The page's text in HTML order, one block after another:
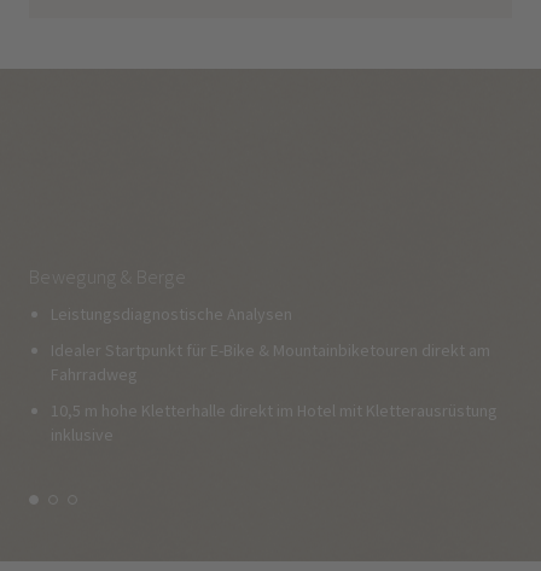
Bewegung & Berge
Leistungsdiagnostische Analysen
Idealer Startpunkt für E-Bike & Mountainbiketouren direkt am
Fahrradweg
10,5 m hohe Kletterhalle direkt im Hotel mit Kletterausrüstung
inklusive